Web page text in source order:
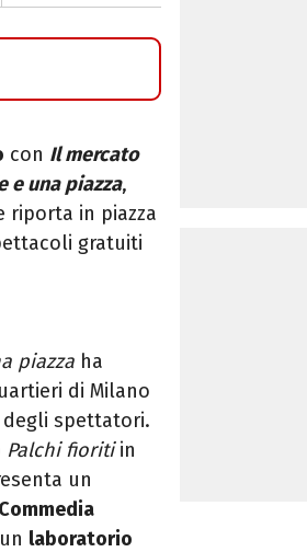
con Il mercato
e una piazza,
riporta in piazza
gratuiti
piazza ha
di Milano
degli spettatori.
Palchi fioritiin
un
laboratorio